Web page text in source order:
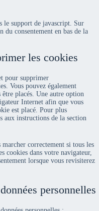
le support de javascript. Sur
du consentement en bas de la
les cookies
pour supprimer
Vous pouvez également
être placés. Une autre option
Internet afin que vous
est placé. Pour plus
aux instructions de la section
correctement si tous les
cookies dans votre navigateur,
lorsque vous revisiterez
personnelles